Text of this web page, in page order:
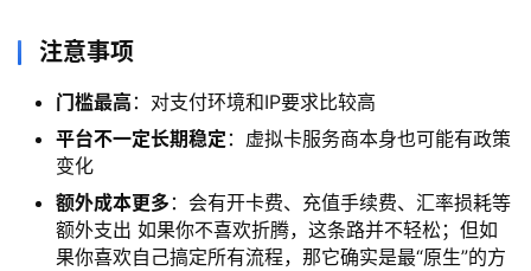
注意事项
门槛最高 ：对支付环境和IP要求比较高
平台不一定长期稳定 ：虚拟卡服务商本身也可能有政策
变化
额外成本更多 ：会有开卡费、充值手续费、汇率损耗等
额外支出 如果你不喜欢折腾，这条路并不轻松；但如
果你喜欢自己搞定所有流程，那它确实是最“原生”的方